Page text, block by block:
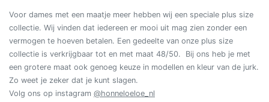
Voor dames met een maatje meer hebben wij een speciale plus size
collectie. Wij vinden dat iedereen er mooi uit mag zien zonder een
vermogen te hoeven betalen. Een gedeelte van onze plus size
collectie is verkrijgbaar tot en met maat 48/50. Bij ons heb je met
een grotere maat ook genoeg keuze in modellen en kleur van de jurk.
Zo weet je zeker dat je kunt slagen.
Volg ons op instagram @honneloeloe_nl